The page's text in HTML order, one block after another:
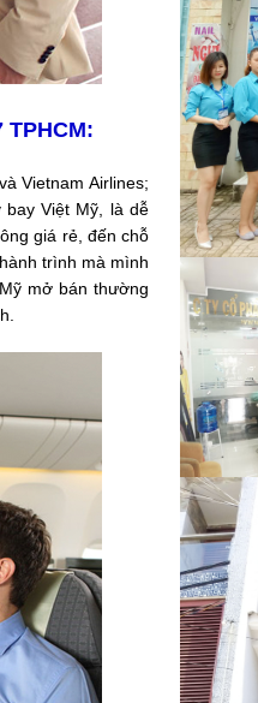
Vietnam Airlines;
Việt Mỹ, là dễ
giá rẻ, đến chỗ
trình mà mình
mở bán thường